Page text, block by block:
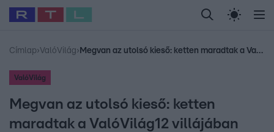
Legfrissebb RTL Híradó Randi Celeb vagyok,
Babits Marcella Most Wanted Gallusz
Címlap›ValóVilág› Megvan az utolsó kieső: ketten maradtak a ValóVilág12 villájában
ValóVilág
Megvan az utolsó kieső: ketten
maradtak a ValóVilág12 villájában